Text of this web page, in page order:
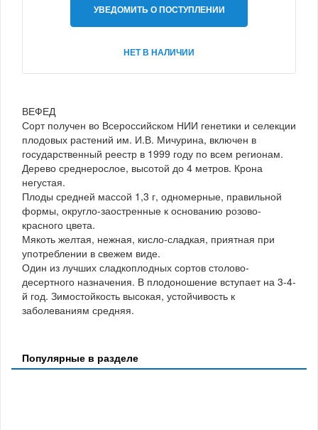
УВЕДОМИТЬ О ПОСТУПЛЕНИИ
НЕТ В НАЛИЧИИ
ВЕФЕД
Сорт получен во Всероссийском НИИ генетики и селекции
плодовых растений им. И.В. Мичурина, включен в
государственный реестр в 1999 году по всем регионам.
Дерево среднерослое, высотой до 4 метров. Крона
негустая.
Плоды средней массой 1,3 г, одномерные, правильной
формы, округло-заостренные к основанию розово-
красного цвета.
Мякоть желтая, нежная, кисло-сладкая, приятная при
употреблении в свежем виде.
Один из лучших сладкоплодных сортов столово-
десертного назначения. В плодоношение вступает на 3-4-
й год. Зимостойкость высокая, устойчивость к
заболеваниям средняя.
Популярные в разделе